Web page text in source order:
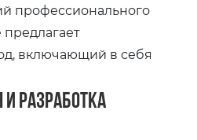
профессионального
включающий в себя
разработка